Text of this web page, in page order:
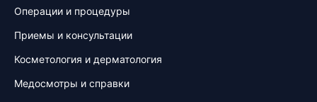
Операции и процедуры
Приемы и консультации
Косметология и дерматология
Медосмотры и справки